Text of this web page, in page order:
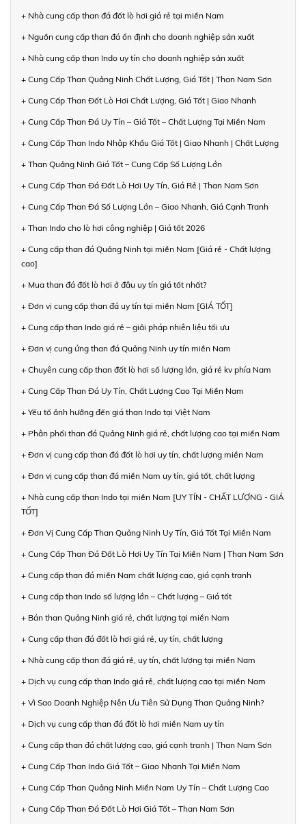
+ Nhà cung cấp than đá đốt lò hơi giá rẻ tại miền Nam
+ Nguồn cung cấp than đá ổn định cho doanh nghiệp sản xuất
+ Nhà cung cấp than Indo uy tín cho doanh nghiệp sản xuất
+ Cung Cấp Than Quảng Ninh Chất Lượng, Giá Tốt | Than Nam Sơn
+ Cung Cấp Than Đốt Lò Hơi Chất Lượng, Giá Tốt | Giao Nhanh
+ Cung Cấp Than Đá Uy Tín – Giá Tốt – Chất Lượng Tại Miền Nam
+ Cung Cấp Than Indo Nhập Khẩu Giá Tốt | Giao Nhanh | Chất Lượng
+ Than Quảng Ninh Giá Tốt – Cung Cấp Số Lượng Lớn
+ Cung Cấp Than Đá Đốt Lò Hơi Uy Tín, Giá Rẻ | Than Nam Sơn
+ Cung Cấp Than Đá Số Lượng Lớn – Giao Nhanh, Giá Cạnh Tranh
+ Than Indo cho lò hơi công nghiệp | Giá tốt 2026
+ Cung cấp than đá Quảng Ninh tại miền Nam [Giá rẻ - Chất lượng
cao]
+ Mua than đá đốt lò hơi ở đâu uy tín giá tốt nhất?
+ Đơn vị cung cấp than đá uy tín tại miền Nam [GIÁ TỐT]
+ Cung cấp than Indo giá rẻ – giải pháp nhiên liệu tối ưu
+ Đơn vị cung ứng than đá Quảng Ninh uy tín miền Nam
+ Chuyên cung cấp than đốt lò hơi số lượng lớn, giá rẻ kv phía Nam
+ Cung Cấp Than Đá Uy Tín, Chất Lượng Cao Tại Miền Nam
+ Yếu tố ảnh hưởng đến giá than Indo tại Việt Nam
+ Phân phối than đá Quảng Ninh giá rẻ, chất lượng cao tại miền Nam
+ Đơn vị cung cấp than đá đốt lò hơi uy tín, chất lượng miền Nam
+ Đơn vị cung cấp than đá miền Nam uy tín, giá tốt, chất lượng
+ Nhà cung cấp than Indo tại miền Nam [UY TÍN - CHẤT LƯỢNG - GIÁ
TỐT]
+ Đơn Vị Cung Cấp Than Quảng Ninh Uy Tín, Giá Tốt Tại Miền Nam
+ Cung Cấp Than Đá Đốt Lò Hơi Uy Tín Tại Miền Nam | Than Nam Sơn
+ Cung cấp than đá miền Nam chất lượng cao, giá cạnh tranh
+ Cung cấp than Indo số lượng lớn – Chất lượng – Giá tốt
+ Bán than Quảng Ninh giá rẻ, chất lượng tại miền Nam
+ Cung cấp than đá đốt lò hơi giá rẻ, uy tín, chất lượng
+ Nhà cung cấp than đá giá rẻ, uy tín, chất lượng tại miền Nam
+ Dịch vụ cung cấp than Indo giá rẻ, chất lượng cao tại miền Nam
+ Vì Sao Doanh Nghiệp Nên Ưu Tiên Sử Dụng Than Quảng Ninh?
+ Dịch vụ cung cấp than đá đốt lò hơi miền Nam uy tín
+ Cung cấp than đá chất lượng cao, giá cạnh tranh | Than Nam Sơn
+ Cung Cấp Than Indo Giá Tốt – Giao Nhanh Tại Miền Nam
+ Cung Cấp Than Quảng Ninh Miền Nam Uy Tín – Chất Lượng Cao
+ Cung Cấp Than Đá Đốt Lò Hơi Giá Tốt – Than Nam Sơn